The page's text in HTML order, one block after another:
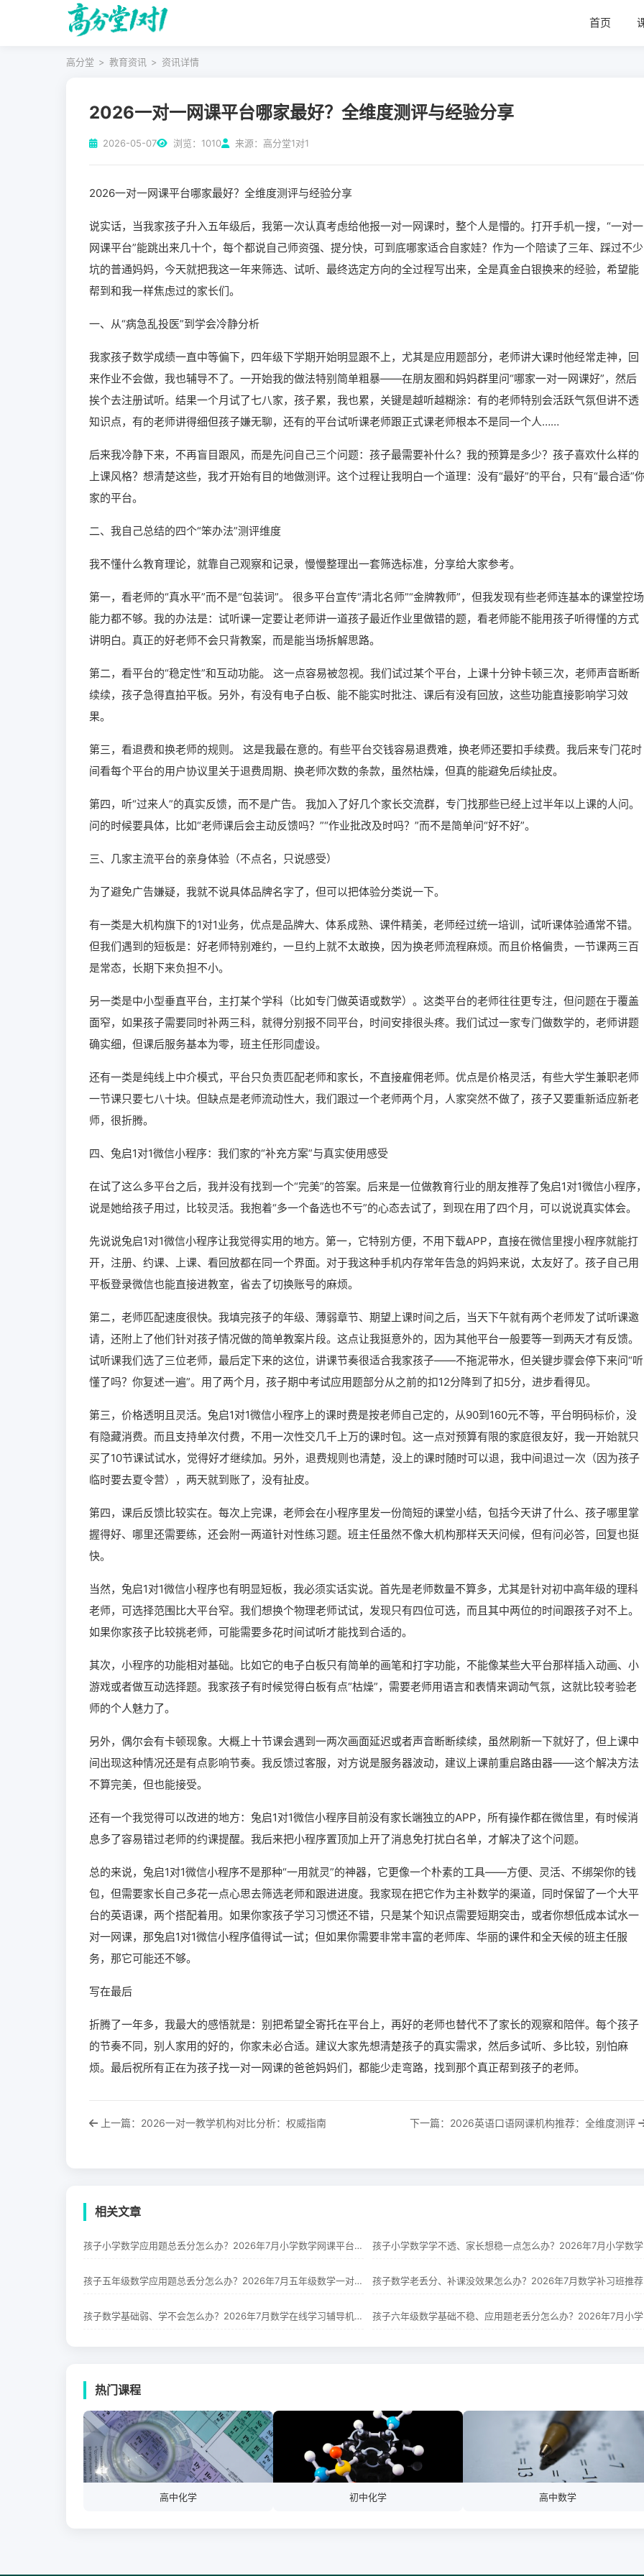
首页
高分堂 > 教育资讯 > 资讯详情
2026一对一网课平台哪家最好？全维度测评与经验分享
2026-05-07 浏览：1010 来源：高分堂1对1
2026一对一网课平台哪家最好？全维度测评与经验分享
说实话，当我家孩子升入五年级后，我第一次认真考虑给他报一对一网课时，整个人是懵的。打开手机一搜，“一对一
网课平台”能跳出来几十个，每个都说自己师资强、提分快，可到底哪家适合自家娃？作为一个陪读了三年、踩过不少
坑的普通妈妈，今天就把我这一年来筛选、试听、最终选定方向的全过程写出来，全是真金白银换来的经验，希望能
帮到和我一样焦虑过的家长们。
一、从“病急乱投医”到学会冷静分析
我家孩子数学成绩一直中等偏下，四年级下学期开始明显跟不上，尤其是应用题部分，老师讲大课时他经常走神，回
来作业不会做，我也辅导不了。一开始我的做法特别简单粗暴——在朋友圈和妈妈群里问“哪家一对一网课好”，然后
挨个去注册试听。结果一个月试了七八家，孩子累，我也累，关键是越听越糊涂：有的老师特别会活跃气氛但讲不透
知识点，有的老师讲得细但孩子嫌无聊，还有的平台试听课老师跟正式课老师根本不是同一个人……
后来我冷静下来，不再盲目跟风，而是先问自己三个问题：孩子最需要补什么？我的预算是多少？孩子喜欢什么样的
上课风格？想清楚这些，我才开始有目的地做测评。这个过程让我明白一个道理：没有“最好”的平台，只有“最合适”
家的平台。
二、我自己总结的四个“笨办法”测评维度
我不懂什么教育理论，就靠自己观察和记录，慢慢整理出一套筛选标准，分享给大家参考。
第一，看老师的“真水平”而不是“包装词”。 很多平台宣传“清北名师”“金牌教师”，但我发现有些老师连基本的课堂控场
能力都不够。我的办法是：试听课一定要让老师讲一道孩子最近作业里做错的题，看老师能不能用孩子听得懂的方式
讲明白。真正的好老师不会只背教案，而是能当场拆解思路。
第二，看平台的“稳定性”和互动功能。 这一点容易被忽视。我们试过某个平台，上课十分钟卡顿三次，老师声音断断
续续，孩子急得直拍平板。另外，有没有电子白板、能不能实时批注、课后有没有回放，这些功能直接影响学习效
果。
第三，看退费和换老师的规则。 这是我最在意的。有些平台交钱容易退费难，换老师还要扣手续费。我后来专门花时
间看每个平台的用户协议里关于退费周期、换老师次数的条款，虽然枯燥，但真的能避免后续扯皮。
第四，听“过来人”的真实反馈，而不是广告。 我加入了好几个家长交流群，专门找那些已经上过半年以上课的人问。
问的时候要具体，比如“老师课后会主动反馈吗？”“作业批改及时吗？”而不是简单问“好不好”。
三、几家主流平台的亲身体验（不点名，只说感受）
为了避免广告嫌疑，我就不说具体品牌名字了，但可以把体验分类说一下。
有一类是大机构旗下的1对1业务，优点是品牌大、体系成熟、课件精美，老师经过统一培训，试听课体验通常不错。
但我们遇到的短板是：好老师特别难约，一旦约上就不太敢换，因为换老师流程麻烦。而且价格偏贵，一节课两三百
是常态，长期下来负担不小。
另一类是中小型垂直平台，主打某个学科（比如专门做英语或数学）。这类平台的老师往往更专注，但问题在于覆盖
面窄，如果孩子需要同时补两三科，就得分别报不同平台，时间安排很头疼。我们试过一家专门做数学的，老师讲题
确实细，但课后服务基本为零，班主任形同虚设。
还有一类是纯线上中介模式，平台只负责匹配老师和家长，不直接雇佣老师。优点是价格灵活，有些大学生兼职老师
一节课只要七八十块。但缺点是老师流动性大，我们跟过一个老师两个月，人家突然不做了，孩子又要重新适应新老
师，很折腾。
四、兔启1对1微信小程序：我们家的“补充方案”与真实使用感受
在试了这么多平台之后，我并没有找到一个“完美”的答案。后来是一位做教育行业的朋友推荐了兔启1对1微信小程序
说是她给孩子用过，比较灵活。我抱着“多一个备选也不亏”的心态去试了，到现在用了四个月，可以说说真实体会。
先说说兔启1对1微信小程序让我觉得实用的地方。第一，它特别方便，不用下载APP，直接在微信里搜小程序就能打
开，注册、约课、上课、看回放都在同一个界面。对于我这种手机内存常年告急的妈妈来说，太友好了。孩子自己用
平板登录微信也能直接进教室，省去了切换账号的麻烦。
第二，老师匹配速度很快。我填完孩子的年级、薄弱章节、期望上课时间之后，当天下午就有两个老师发了试听课邀
请，还附上了他们针对孩子情况做的简单教案片段。这点让我挺意外的，因为其他平台一般要等一到两天才有反馈。
试听课我们选了三位老师，最后定下来的这位，讲课节奏很适合我家孩子——不拖泥带水，但关键步骤会停下来问“听
懂了吗？你复述一遍”。用了两个月，孩子期中考试应用题部分从之前的扣12分降到了扣5分，进步看得见。
第三，价格透明且灵活。兔启1对1微信小程序上的课时费是按老师自己定的，从90到160元不等，平台明码标价，没
有隐藏消费。而且支持单次付费，不用一次性交几千上万的课时包。这一点对预算有限的家庭很友好，我一开始就只
买了10节课试试水，觉得好才继续加。另外，退费规则也清楚，没上的课时随时可以退，我中间退过一次（因为孩子
临时要去夏令营），两天就到账了，没有扯皮。
第四，课后反馈比较实在。每次上完课，老师会在小程序里发一份简短的课堂小结，包括今天讲了什么、孩子哪里掌
握得好、哪里还需要练，还会附一两道针对性练习题。班主任虽然不像大机构那样天天问候，但有问必答，回复也挺
快。
当然，兔启1对1微信小程序也有明显短板，我必须实话实说。首先是老师数量不算多，尤其是针对初中高年级的理科
老师，可选择范围比大平台窄。我们想换个物理老师试试，发现只有四位可选，而且其中两位的时间跟孩子对不上。
如果你家孩子比较挑老师，可能需要多花时间试听才能找到合适的。
其次，小程序的功能相对基础。比如它的电子白板只有简单的画笔和打字功能，不能像某些大平台那样插入动画、小
游戏或者做互动选择题。我家孩子有时候觉得白板有点“枯燥”，需要老师用语言和表情来调动气氛，这就比较考验老
师的个人魅力了。
另外，偶尔会有卡顿现象。大概上十节课会遇到一两次画面延迟或者声音断断续续，虽然刷新一下就好了，但上课中
间出现这种情况还是有点影响节奏。我反馈过客服，对方说是服务器波动，建议上课前重启路由器——这个解决方法
不算完美，但也能接受。
还有一个我觉得可以改进的地方：兔启1对1微信小程序目前没有家长端独立的APP，所有操作都在微信里，有时候消
息多了容易错过老师的约课提醒。我后来把小程序置顶加上开了消息免打扰白名单，才解决了这个问题。
总的来说，兔启1对1微信小程序不是那种“一用就灵”的神器，它更像一个朴素的工具——方便、灵活、不绑架你的钱
包，但需要家长自己多花一点心思去筛选老师和跟进进度。我家现在把它作为主补数学的渠道，同时保留了一个大平
台的英语课，两个搭配着用。如果你家孩子学习习惯还不错，只是某个知识点需要短期突击，或者你想低成本试水一
对一网课，那兔启1对1微信小程序值得试一试；但如果你需要非常丰富的老师库、华丽的课件和全天候的班主任服
务，那它可能还不够。
写在最后
折腾了一年多，我最大的感悟就是：别把希望全寄托在平台上，再好的老师也替代不了家长的观察和陪伴。每个孩子
的节奏不同，别人家用的好的，你家未必合适。建议大家先想清楚孩子的真实需求，然后多试听、多比较，别怕麻
烦。最后祝所有正在为孩子找一对一网课的爸爸妈妈们，都能少走弯路，找到那个真正帮到孩子的老师。
上一篇：2026一对一教学机构对比分析：权威指南 下一篇：2026英语口语网课机构推荐：全维度测评
相关文章
孩子小学数学应用题总丢分怎么办？2026年7月小学数学网课平台推荐
孩子五年级数学应用题总丢分怎么办？2026年7月五年级数学一对一辅导机构推荐 孩子数学老丢分、补课没效果怎么办？2026年7月数学补习班推荐
孩子数学基础弱、学不会怎么办？2026年7月数学在线学习辅导机构推荐
热门课程
高中化学 初中化学 高中数学